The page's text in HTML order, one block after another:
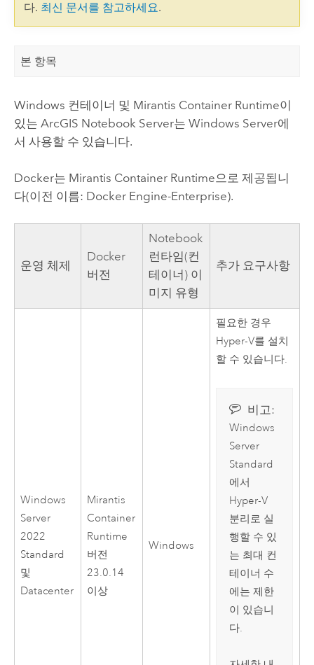
다. 최신 문서를 참고하세요.
본 항목
Windows 컨테이너 및 Mirantis Container Runtime이
있는 ArcGIS Notebook Server는 Windows Server에
서 사용할 수 있습니다.
Docker는 Mirantis Container Runtime으로 제공됩니
다(이전 이름: Docker Engine-Enterprise).
운영 체제
Docker
버전
Notebook
런타임(컨
테이너) 이
미지 유형
추가 요구사항
Windows
Server
2022
Standard
및
Datacenter
Mirantis
Container
Runtime
버전
23.0.14
이상
Windows
필요한 경우
Hyper-V를 설치
할 수 있습니다.
비고:
Windows
Server
Standard
에서
Hyper-V
분리로 실
행할 수 있
는 최대 컨
테이너 수
에는 제한
이 있습니
다.